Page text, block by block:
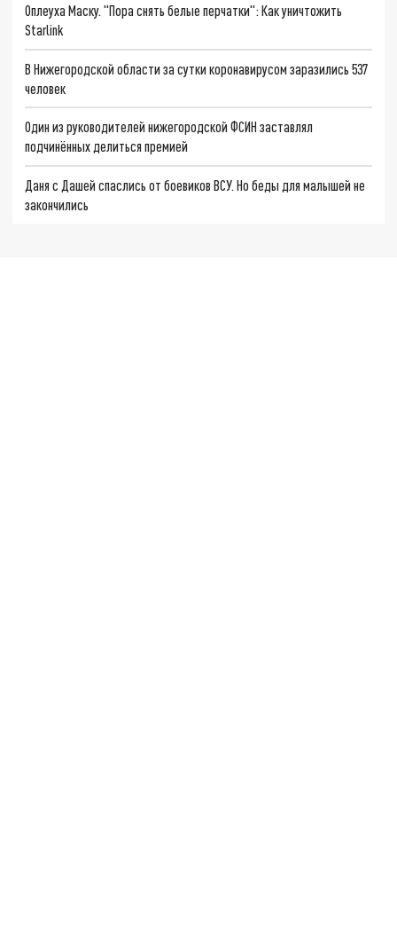
Оплеуха Маску. "Пора снять белые перчатки": Как уничтожить
Starlink
В Нижегородской области за сутки коронавирусом заразились 537
человек
Один из руководителей нижегородской ФСИН заставлял
подчинённых делиться премией
Даня с Дашей спаслись от боевиков ВСУ. Но беды для малышей не
закончились